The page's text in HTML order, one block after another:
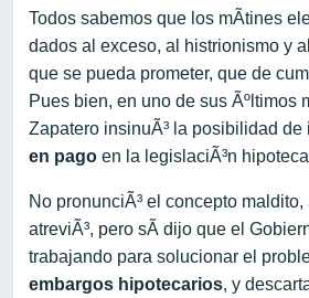
Todos sabemos que los mÃ­tines
dados al exceso, al histrionismo y
que se pueda prometer, que de
Pues bien, en uno de sus Ãºltimos
Zapatero insinuÃ³ la posibilidad de
en pago en la legislaciÃ³n
No pronunciÃ³ el concepto
atreviÃ³, pero sÃ­ dijo que el
trabajando para solucionar el
embargos hipotecarios, y